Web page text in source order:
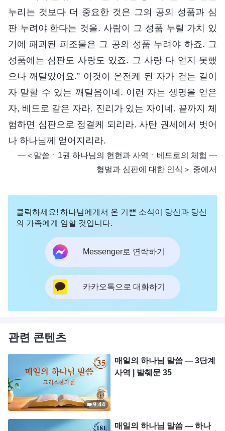
누리는 것보다 더 중요한 것은 그의 공의 성품과 심
판 누려야 한다는 것을. 사람이 그 성품 누릴 가치 있
기에 패괴된 피조물은 그 공의 성품 누려야 하죠. 그
성품에는 심판도 사랑도 있죠. 그 사랑 다 얻지 못했
으나 깨달았어요.” 이것이 온전케 된 자가 걷는 길이
자 말할 수 있는 깨달음이네. 이런 자는 생명을 얻은
자, 베드로 같은 자라. 진리가 있는 자이네. 끝까지 체
험하면 심판으로 정결케 되리라. 사탄 권세에서 벗어
나 하나님께 얻어지리라.
―＜말씀ㆍ1권 하나님의 현현과 사역ㆍ베드로의 체험 ―
형벌과 심판에 대한 인식＞ 중에서
클릭하세요! 하나님에게서 온 기쁜 소식이 당신과 당신
의 가족에게 임할 것입니다.
Messenger로 연락하기
카카오톡으로 대화하기
관련 콘텐츠
9:44
매일의 하나님 말씀 ― 3단계
사역 | 발췌문 35
매일의 하나님 말씀 ― 하나